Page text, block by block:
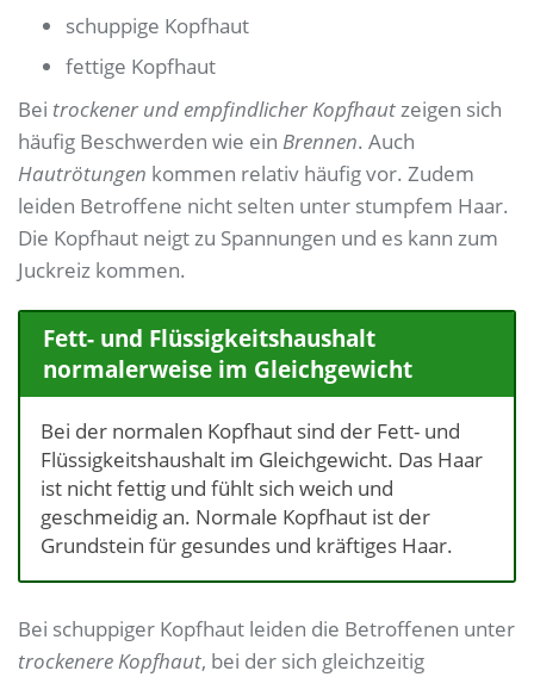
schuppige Kopfhaut
fettige Kopfhaut
Bei trockener und empfindlicher Kopfhautzeigen sich
häufig Beschwerden wie ein Brennen. Auch
Hautrötungen kommen relativ häufig vor. Zudem
leiden Betroffene nicht selten unter stumpfem Haar.
Die Kopfhaut neigt zu Spannungen und es kann zum
Juckreiz kommen.
Fett- und Flüssigkeitshaushalt
normalerweise im Gleichgewicht
Bei der normalen Kopfhaut sind der Fett- und
Flüssigkeitshaushalt im Gleichgewicht. Das Haar
ist nicht fettig und fühlt sich weich und
geschmeidig an. Normale Kopfhaut ist der
Grundstein für gesundes und kräftiges Haar.
Bei schuppiger Kopfhaut leiden die Betroffenen unter
trockenere Kopfhaut, bei der sich gleichzeitig